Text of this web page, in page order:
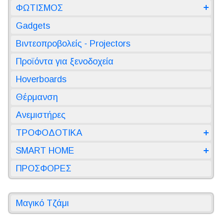
ΦΩΤΙΣΜΟΣ
Gadgets
Βιντεοπροβολείς - Projectors
Προϊόντα για ξενοδοχεία
Hoverboards
Θέρμανση
Ανεμιστήρες
ΤΡΟΦΟΔΟΤΙΚΑ
SMART HOME
ΠΡΟΣΦΟΡΕΣ
Μαγικό Τζάμι